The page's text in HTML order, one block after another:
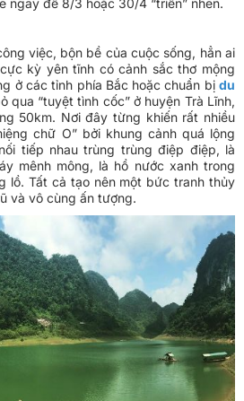
ngay để 8/3 hoặc 30/4 “triển” nhen.
việc, bộn bề của cuộc sống, hẳn ai
kỳ yên tĩnh có cảnh sắc thơ mộng
ở các tỉnh phía Bắc hoặc chuẩn bị du
qua “tuyệt tình cốc” ở huyện Trà Lĩnh,
50km. Nơi đây từng khiến rất nhiều
chữ O” bởi khung cảnh quá lộng
tiếp nhau trùng trùng điệp điệp, là
mênh mông, là hồ nước xanh trong
lồ. Tất cả tạo nên một bức tranh thủy
và vô cùng ấn tượng.